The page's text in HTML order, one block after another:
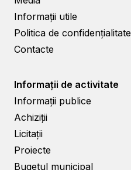
Informații utile
Politica de confidențialitate
Contacte
Informații de activitate
Informații publice
Achiziții
Licitații
Proiecte
Bugetul municipal